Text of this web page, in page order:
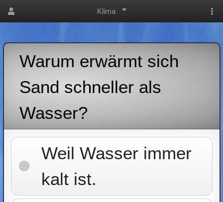
Klima
Warum erwärmt sich
Sand schneller als
Wasser?
Weil Wasser immer
kalt ist.